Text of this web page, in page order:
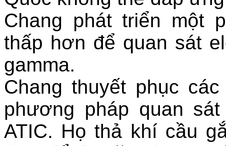
Chang phát triển một
thấp hơn để quan sát
gamma.
Chang thuyết phục
phương pháp quan
ATIC. Họ thả khí cầu